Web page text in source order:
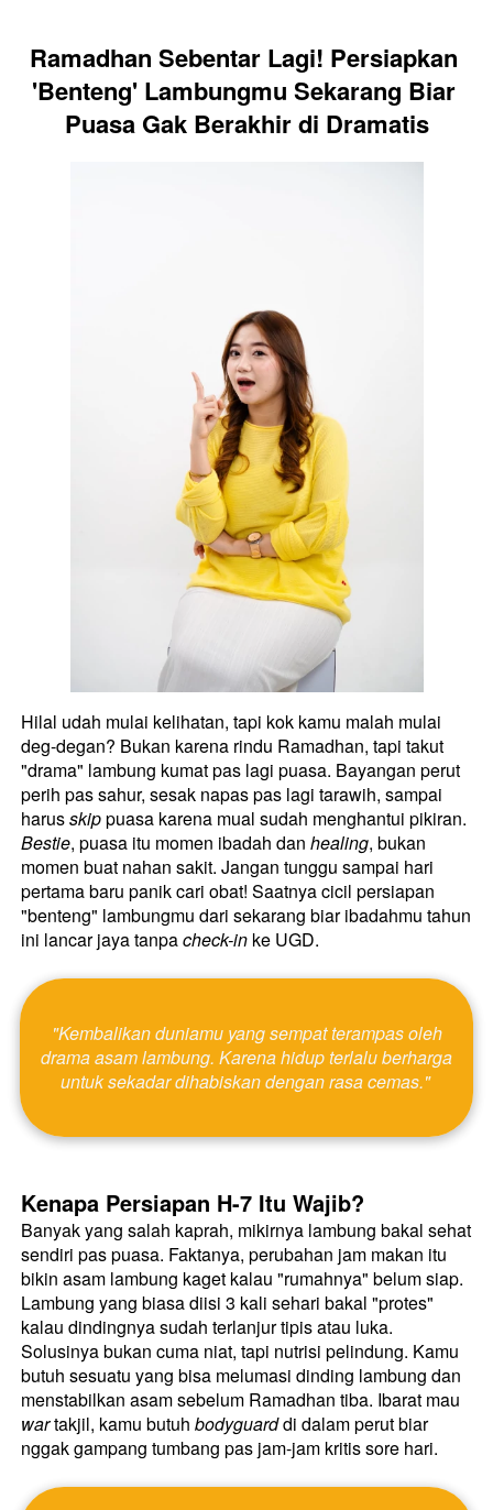
Ramadhan Sebentar Lagi! Persiapkan
'Benteng' Lambungmu Sekarang Biar
Puasa Gak Berakhir di Dramatis
Hilal udah mulai kelihatan, tapi kok kamu malah mulai
deg-degan? Bukan karena rindu Ramadhan, tapi takut
"drama" lambung kumat pas lagi puasa. Bayangan perut
perih pas sahur, sesak napas pas lagi tarawih, sampai
harus skip
Bestie, puasa itu momen ibadah dan healing, bukan
momen buat nahan sakit. Jangan tunggu sampai hari
pertama baru panik cari obat! Saatnya cicil persiapan
"benteng" lambungmu dari sekarang biar ibadahmu tahun
ini lancar jaya tanpa check-in ke UGD.
drama asam lambung. Karena hidup terlalu berharga
untuk sekadar dihabiskan dengan rasa cemas."
Kenapa Persiapan H-7 Itu Wajib?
Banyak yang salah kaprah, mikirnya lambung bakal sehat
sendiri pas puasa. Faktanya, perubahan jam makan itu
bikin asam lambung kaget kalau "rumahnya" belum siap.
Lambung yang biasa diisi 3 kali sehari bakal "protes"
kalau dindingnya sudah terlanjur tipis atau luka.
Solusinya bukan cuma niat, tapi nutrisi pelindung. Kamu
butuh sesuatu yang bisa melumasi dinding lambung dan
war takjil, kamu butuh bodyguard di dalam perut biar
nggak gampang tumbang pas jam-jam kritis sore hari.